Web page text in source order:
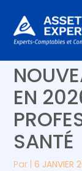
Aller
au
Créer et
Gérer votre
Piloter votre
Développer
Construire
Piloter votre
Suivre votre
Gérer vos
LES
EN
SANTÉ
Par |6 JANVIER